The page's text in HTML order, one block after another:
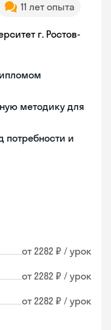
11 лет опыта
г. Ростов-
методику для
потребности и
от 2282 ₽ / урок
от 2282 ₽ / урок
от 2282 ₽ / урок